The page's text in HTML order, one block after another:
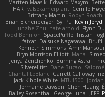
Martten Maasik Edward Maxym
HAR valsekamerplant Cemile
Brittany Martin Robyn Roach
Brian Eichenberger Syl Pu Kevin Jeryd
Junzhe Zhu nate arnold Flynn
Todd Bennion SpacePuffle Tristan
fatcat Daisuke Nagasawa Bruf4
Kenneth Simmons Amir Mansour
Bryn Morrison-Elliott Mana
Jenya Zenchenko Burning Astral
Silverelitist Dane Bucao
Chantal LeBlanc Garrett Calloway
Jack Kibble-White MTU1500
Jermaine Dawson Chen Huang
Bailey Rosenthal George Luna JEFF